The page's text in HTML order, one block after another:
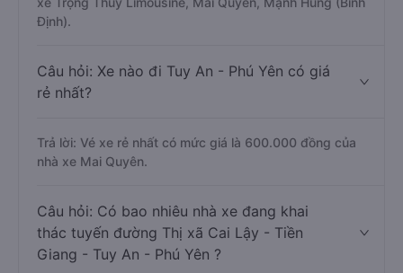
Định).
Câu hỏi: Xe nào đi Tuy An - Phú Yên có giá
rẻ nhất?
Trả lời: Vé xe rẻ nhất có mức giá là 600.000 đồng của
nhà xe Mai Quyên.
Câu hỏi: Có bao nhiêu nhà xe đang khai
thác tuyến đường Thị xã Cai Lậy - Tiền
Giang - Tuy An - Phú Yên ?